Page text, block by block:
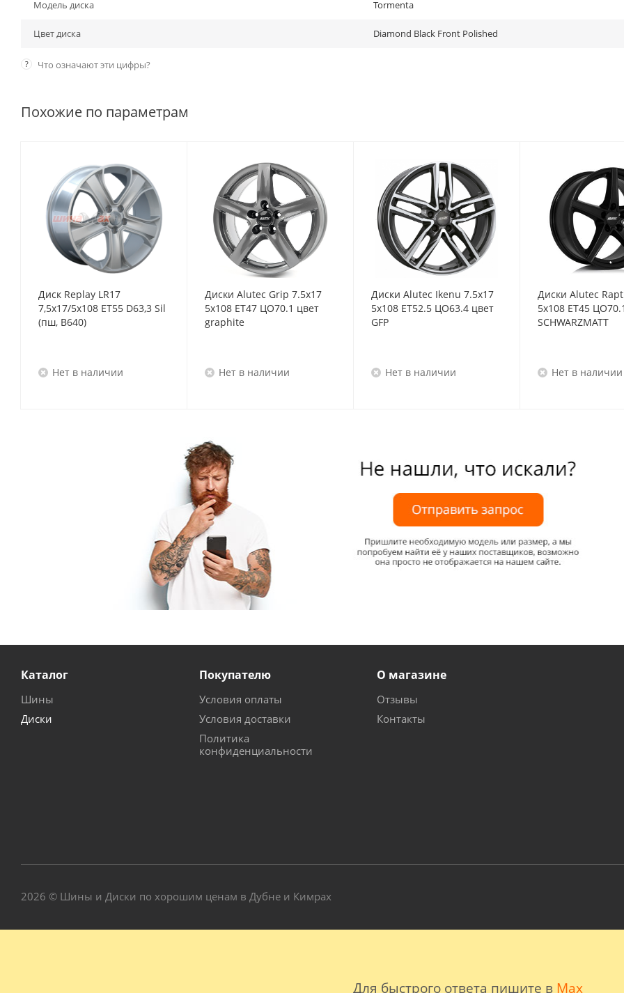
Для быстрого ответа пишите в Max
Модель диска Tormenta
Цвет диска Diamond Black Front Polished
? Что означают эти цифры?
Похожие по параметрам
Диск Replay LR17
7,5x17/5x108 ET55 D63,3 Sil
(пш, B640)
Нет в наличии
Диски Alutec Grip 7.5x17
5x108 ET47 ЦО70.1 цвет
graphite
Нет в наличии
Диски Alutec Ikenu 7.5x17
5x108 ET52.5 ЦО63.4 цвет
GFP
Нет в наличии
Диски Alutec
5x108 ET45
SCHWARZMATT
Нет в наличии
Каталог
Шины
Диски
Покупателю
Условия оплаты
Условия доставки
Политика
конфиденциальности
О магазине
Отзывы
Контакты
2026 © Шины и Диски по хорошим ценам в Дубне и Кимрах